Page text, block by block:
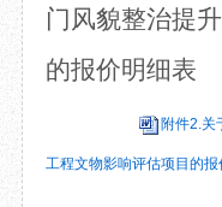
门风貌整治提
的报价明细表
附件2.关
工程文物影响评估项目的